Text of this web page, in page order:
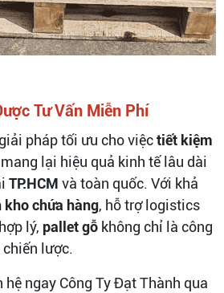
Tư Vấn Miễn Phí
pháp tối ưu cho việctiết kiệm
mang lại hiệu quả kinh tế lâu dài
TP.HCM và toàn quốc. Với khả
chứa hàng, hỗ trợ logistics
lý, pallet gỗ không chỉ là công
lược.
ngay Công Ty Đạt Thành qua